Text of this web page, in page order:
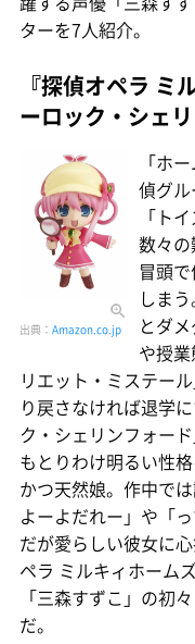
ターを7人紹介。
『探偵オペラ ミ
ーロック・シェリ
出典： Amazon.co.jp
「ホ
偵グル
「ト
数々
冒頭
しま
とダ
や授
リエット・ミステー
り戻さなければ退学
ク・シェリンフォー
もとりわけ明るい性
かつ天然娘。作中で
よーよだれー」や「
だが愛らしい彼女に
ペラ ミルキィホーム
「三森すずこ」の初
だ。